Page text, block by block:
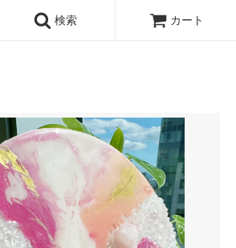
検索 カート